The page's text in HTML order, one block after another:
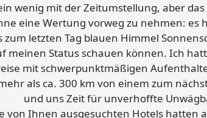
wenig mit der Zeitumstellung, aber
eine Wertung vorweg zu nehmen: es
letzten Tag blauen Himmel
meinen Status schauen können. Ich
mit schwerpunktmäßigen
als ca. 300 km von einem zum
und uns Zeit für unverhoffte
von Ihnen ausgesuchten Hotels hatten